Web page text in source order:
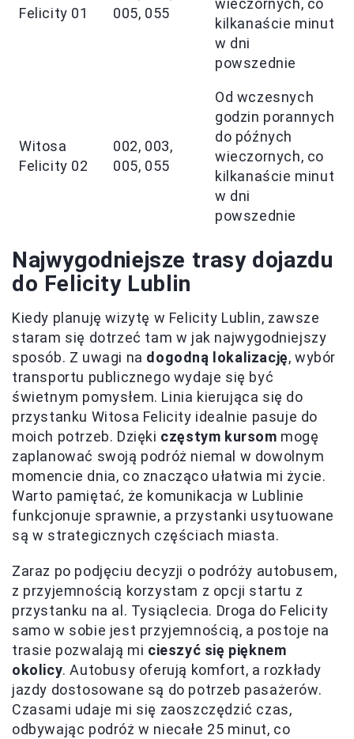
Felicity 01
005, 055
wieczornych, co
kilkanaście minut
w dni
powszednie
Witosa
Felicity 02
002, 003,
005, 055
Od wczesnych
godzin porannych
do późnych
wieczornych, co
kilkanaście minut
w dni
powszednie
Najwygodniejsze trasy dojazdu
do Felicity Lublin
Kiedy planuję wizytę w Felicity Lublin, zawsze
staram się dotrzeć tam w jak najwygodniejszy
sposób. Z uwagi na dogodną lokalizację, wybór
transportu publicznego wydaje się być
świetnym pomysłem. Linia kierująca się do
przystanku Witosa Felicity idealnie pasuje do
moich potrzeb. Dzięki częstym kursom mogę
zaplanować swoją podróż niemal w dowolnym
momencie dnia, co znacząco ułatwia mi życie.
Warto pamiętać, że komunikacja w Lublinie
funkcjonuje sprawnie, a przystanki usytuowane
są w strategicznych częściach miasta.
Zaraz po podjęciu decyzji o podróży autobusem,
z przyjemnością korzystam z opcji startu z
przystanku na al. Tysiąclecia. Droga do Felicity
samo w sobie jest przyjemnością, a postoje na
trasie pozwalają mi cieszyć się pięknem
okolicy. Autobusy oferują komfort, a rozkłady
jazdy dostosowane są do potrzeb pasażerów.
Czasami udaje mi się zaoszczędzić czas,
odbywając podróż w niecałe 25 minut, co